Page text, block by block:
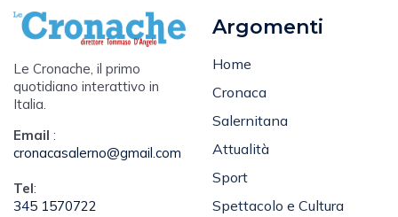
Le Cronache, il primo
quotidiano interattivo in
Italia.
Email :
cronacasalerno@gmail.com
Tel:
345 1570722
Argomenti
Home
Cronaca
Salernitana
Attualità
Sport
Spettacolo e Cultura